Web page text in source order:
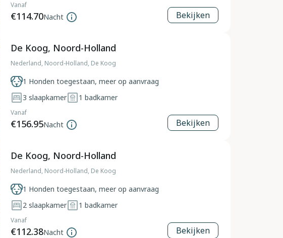
Vanaf
€114.70Nacht Bekijken
De Koog, Noord-Holland
Nederland, Noord-Holland, De Koog
1 Honden toegestaan, meer op aanvraag
3 slaapkamer 1 badkamer
Vanaf
€156.95Nacht Bekijken
De Koog, Noord-Holland
Nederland, Noord-Holland, De Koog
1 Honden toegestaan, meer op aanvraag
2 slaapkamer 1 badkamer
Vanaf
€112.38Nacht Bekijken